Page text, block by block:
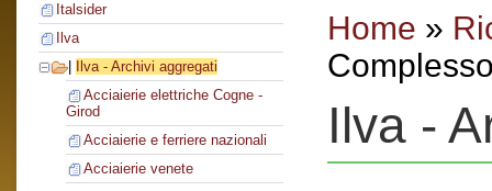
Italsider
Ilva
Ilva - Archivi aggregati
Acciaierie elettriche Cogne -
Girod
Acciaierie e ferriere nazionali
Acciaierie venete
Home »
Ilva -